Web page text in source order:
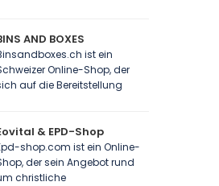
AND BOXES
ist ein
Online-Shop, der
auf die Bereitstellung
& EPD-Shop
shop.com ist ein Online-
der sein Angebot rund
christliche